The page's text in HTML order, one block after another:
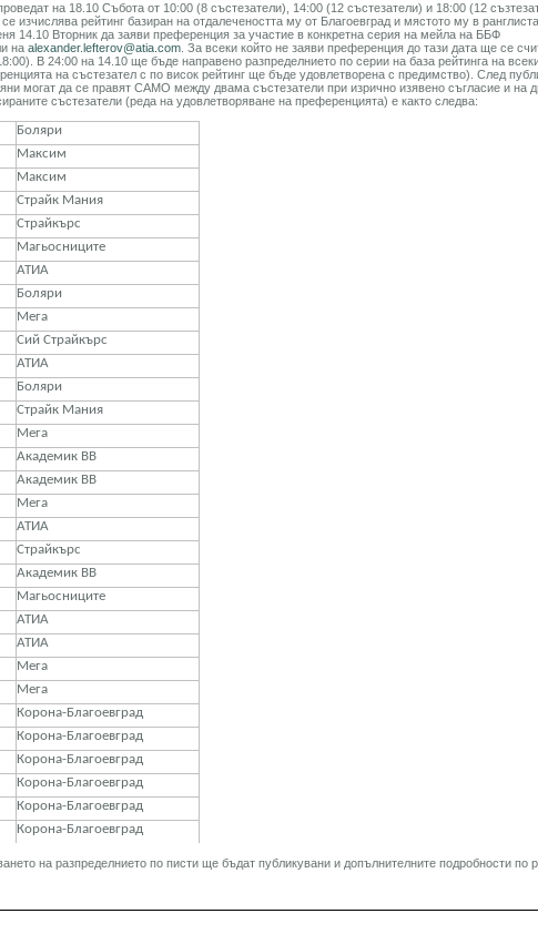
на 18.10 Събота от 10:00 (8 състезатели), 14:00 (12 състезатели) и 18:00 (12
изчислява рейтинг базиран на отдалечеността му от Благоевград и мястото му в
14.10 Вторник да заяви преференция за участие в конкретна серия на мейла на ББФ
на alexander.lefterov@atia.com . За всеки който не заяви преференция до тази дата ще се
В 24:00 на 14.10 ще бъде направено разпределнието по серии на база рейтинга на
на състезател с по висок рейтинг ще бъде удовлетворена с предимство). След
могат да се правят САМО между двама състезатели при изрично изявено съгласие и на
състезатели (реда на удовлетворяване на преференцията) е както следва:
Боляри
Максим
Максим
Страйк Мания
Страйкърс
Магьосниците
АТИА
Боляри
Мега
Сий Страйкърс
АТИА
Боляри
Страйк Мания
Мега
Академик ВВ
Академик ВВ
Мега
АТИА
Страйкърс
Академик ВВ
Магьосниците
АТИА
АТИА
Мега
Мега
Корона-Благоевград
Корона-Благоевград
Корона-Благоевград
Корона-Благоевград
Корона-Благоевград
Корона-Благоевград
на разпределнието по писти ще бъдат публикувани и допълнителните подробности по